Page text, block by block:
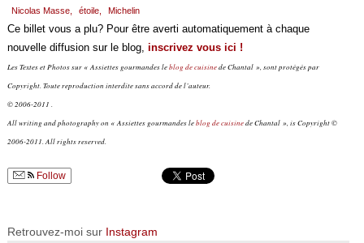
Nicolas Masse,
étoile, Michelin
Ce billet vous a plu? Pour être averti automatiquement à chaque
nouvelle diffusion sur le blog, inscrivez vous ici !
Les Textes et Photos sur « Assiettes gourmandes leblog de cuisinede Chantal », sont protégés par
Copyright. Toute reproduction interdite sans accord de l’auteur.
© 2006-2011 .
All writing and photography on « Assiettes gourmandes leblog de cuisinede Chantal », is Copyright ©
2006-2011. All rights reserved.
Follow
Retrouvez-moi sur Instagram